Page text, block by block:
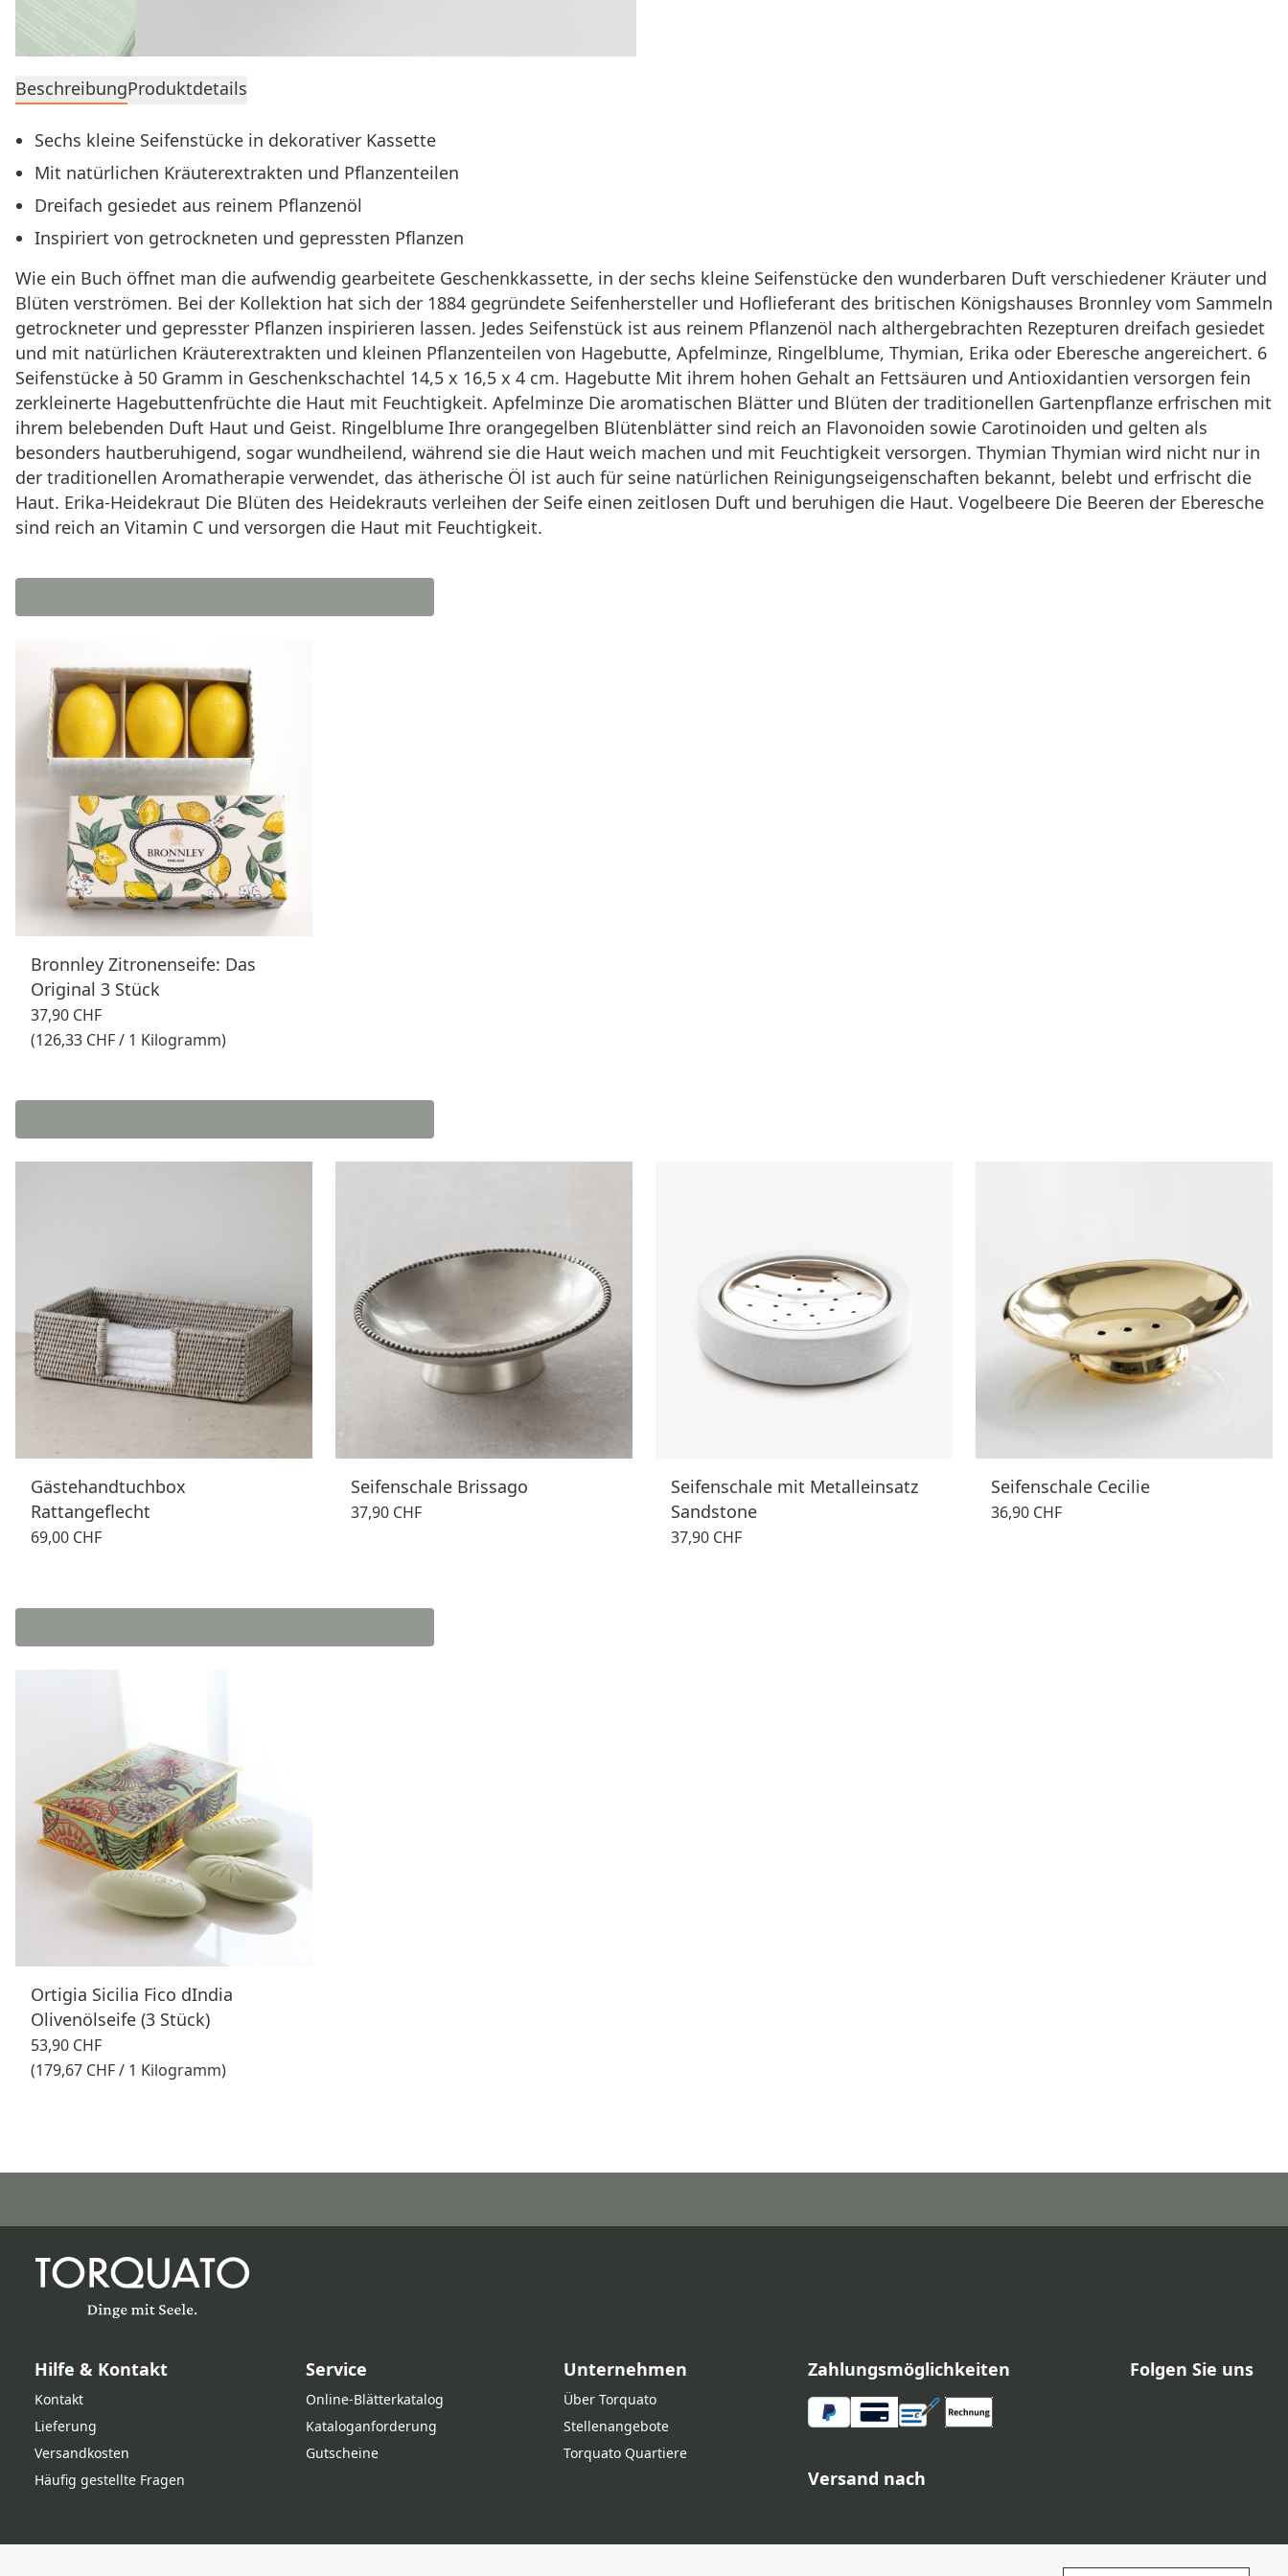
BeschreibungProduktdetails
Sechs kleine Seifenstücke in dekorativer Kassette
Mit natürlichen Kräuterextrakten und Pflanzenteilen
Dreifach gesiedet aus reinem Pflanzenöl
Inspiriert von getrockneten und gepressten Pflanzen
Wie ein Buch öffnet man die aufwendig gearbeitete Geschenkkassette, in der sechs kleine Seifenstücke den wunderbaren Duft verschiedener Kräuter und
Blüten verströmen. Bei der Kollektion hat sich der 1884 gegründete Seifenhersteller und Hoflieferant des britischen Königshauses Bronnley vom Sammeln
getrockneter und gepresster Pflanzen inspirieren lassen. Jedes Seifenstück ist aus reinem Pflanzenöl nach althergebrachten Rezepturen dreifach gesiedet
und mit natürlichen Kräuterextrakten und kleinen Pflanzenteilen von Hagebutte, Apfelminze, Ringelblume, Thymian, Erika oder Eberesche angereichert. 6
Seifenstücke à 50 Gramm in Geschenkschachtel 14,5 x 16,5 x 4 cm. Hagebutte Mit ihrem hohen Gehalt an Fettsäuren und Antioxidantien versorgen fein
zerkleinerte Hagebuttenfrüchte die Haut mit Feuchtigkeit. Apfelminze Die aromatischen Blätter und Blüten der traditionellen Gartenpflanze erfrischen mit
ihrem belebenden Duft Haut und Geist. Ringelblume Ihre orangegelben Blütenblätter sind reich an Flavonoiden sowie Carotinoiden und gelten als
besonders hautberuhigend, sogar wundheilend, während sie die Haut weich machen und mit Feuchtigkeit versorgen. Thymian Thymian wird nicht nur in
der traditionellen Aromatherapie verwendet, das ätherische Öl ist auch für seine natürlichen Reinigungseigenschaften bekannt, belebt und erfrischt die
Haut. Erika-Heidekraut Die Blüten des Heidekrauts verleihen der Seife einen zeitlosen Duft und beruhigen die Haut. Vogelbeere Die Beeren der Eberesche
sind reich an Vitamin C und versorgen die Haut mit Feuchtigkeit.
Bronnley Zitronenseife: Das
Original 3 Stück
37,90 CHF
(126,33 CHF / 1 Kilogramm)
Gästehandtuchbox
Rattangeflecht
69,00 CHF
Seifenschale Brissago
37,90 CHF
Seifenschale mit Metalleinsatz
Sandstone
37,90 CHF
Seifenschale Cecilie
36,90 CHF
Ortigia Sicilia Fico dIndia
Olivenölseife (3 Stück)
53,90 CHF
(179,67 CHF / 1 Kilogramm)
Hilfe & Kontakt
Kontakt
Lieferung
Versandkosten
Häufig gestellte Fragen
Service
Online‑Blätterkatalog
Kataloganforderung
Gutscheine
Unternehmen
Über Torquato
Stellenangebote
Torquato Quartiere
Zahlungsmöglichkeiten
Versand nach
Folgen Sie uns